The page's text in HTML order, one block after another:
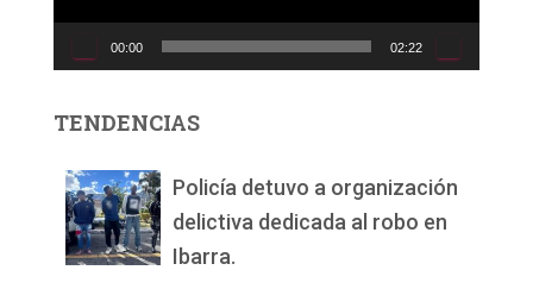
c
d
00:00 02:22
TENDENCIAS
Policía detuvo a organización
delictiva dedicada al robo en
Ibarra.